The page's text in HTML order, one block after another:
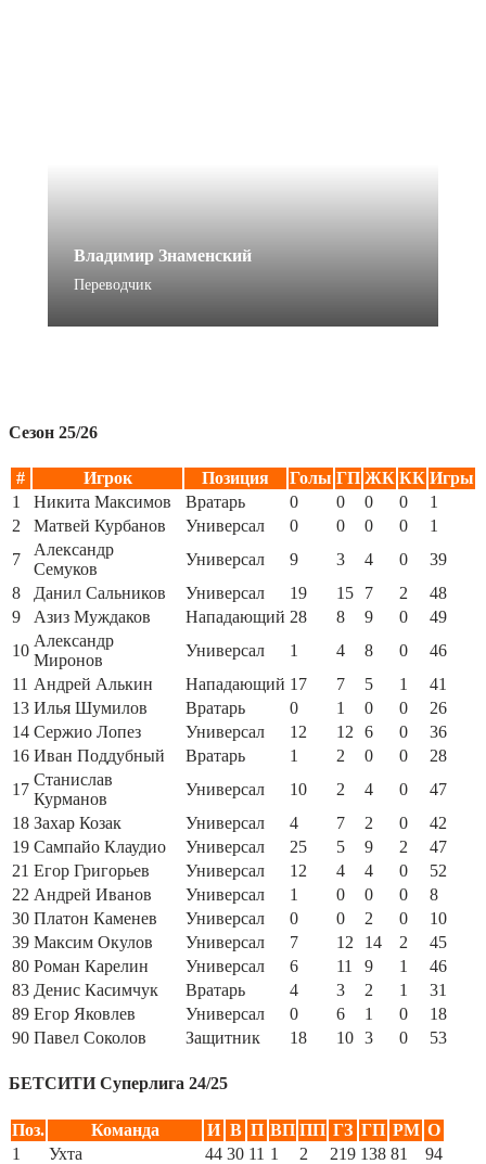
Владимир Знаменский
Переводчик
Сезон 25/26
# Игрок Позиция Голы ГП ЖК КК Игры
1
Никита Максимов Вратарь 0 0 0 0
1
2
Матвей Курбанов Универсал 0 0 0 0
1
7
Александр
Семуков
Универсал 9 3 4 0
39
8
Данил Сальников Универсал 19 15 7 2
48
9
Азиз Муждаков Нападающий 28 8 9 0
49
10
Александр
Миронов
Универсал 1 4 8 0
46
11 Андрей Алькин Нападающий 17 7 5 1
41
13 Илья Шумилов Вратарь 0 1 0 0
26
14 Сержио Лопез Универсал 12 12 6 0
36
16 Иван Поддубный Вратарь 1 2 0 0
28
17
Станислав
Курманов
Универсал 10 2 4 0
47
18 Захар Козак Универсал 4 7 2 0
42
19 Сампайо Клаудио Универсал 25 5 9 2
47
21 Егор Григорьев Универсал 12 4 4 0
52
22 Андрей Иванов Универсал 1 0 0 0
8
30 Платон Каменев Универсал 0 0 2 0
10
39 Максим Окулов Универсал 7 12 14 2
45
80 Роман Карелин Универсал 6 11 9 1
46
83 Денис Касимчук Вратарь 4 3 2 1
31
89 Егор Яковлев Универсал 0 6 1 0
18
90 Павел Соколов Защитник 18 10 3 0 53
БЕТСИТИ Суперлига 24/25
Поз. Команда И В П ВП ПП ГЗ ГП РМ О
1
Ухта 44 30 11 1 2 219 138 81
94